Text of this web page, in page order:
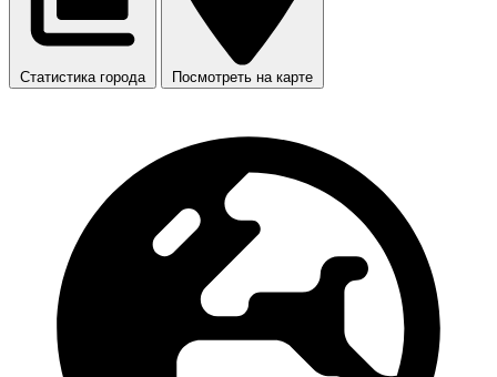
Статистика города Посмотреть на карте